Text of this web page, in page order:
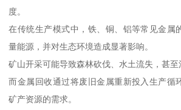
度。
在传统生产模式中，铁、铜、铝等常见金属
量能源，并对生态环境造成显著影响。
矿山开采可能导致森林砍伐、水土流失，甚至
而金属回收通过将废旧金属重新投入生产循
矿产资源的需求。